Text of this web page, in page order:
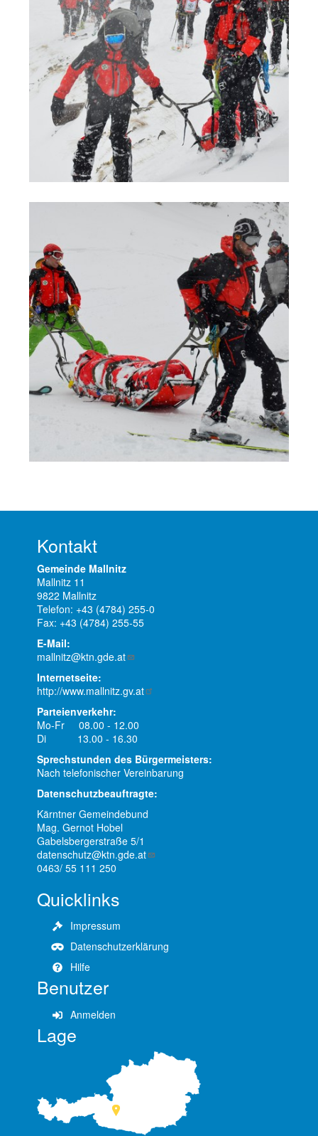
Kontakt
Gemeinde Mallnitz
Mallnitz 11
9822 Mallnitz
Telefon: +43 (4784) 255-0
Fax: +43 (4784) 255-55
E-Mail:
mallnitz@ktn.gde.at
Internetseite:
http://www.mallnitz.gv.at
Parteienverkehr:
Mo-Fr 08.00 - 12.00
Di 13.00 - 16.30
Sprechstunden des Bürgermeisters:
Nach telefonischer Vereinbarung
Datenschutzbeauftragte:
Kärntner Gemeindebund
Mag. Gernot Hobel
Gabelsbergerstraße 5/1
datenschutz@ktn.gde.at
0463/ 55 111 250
Quicklinks
Impressum
Datenschutzerklärung
Hilfe
Benutzer
Anmelden
Lage